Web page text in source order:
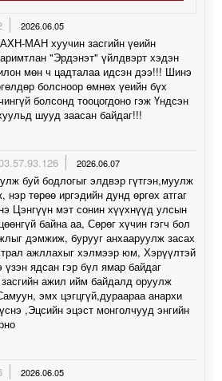
2026.06.05
МАН хуучин засгийн үеийн
"Эрдэнэт" үйлдвэрт хэдэн
мөн ч цадталаа идсэн дээ!!! Шинэ
болсноор өмнөх үеийн бүх
болсонд тооцогдоно гэж Үндсэн
шууд заасан байдаг!!!
2026.06.07
буй бодлогыг элдвэр гүтгэн,муулж
төрөө иргэдийн дунд өргөх атгаг
Цэнгүүн мэт сонин хүүхнүүд улсын
байна аа, Сөрөг хүчин гэгч бол
дэмжиж, бурууг анхааруулж засах
ажллахыг хэлмээр юм, Хэрүүлтэй
үзэн ядсан гэр бүл ямар байдаг
ажил ийм байдалд оруулж
эмх цэгцгүй,дураараа анархи
,Эцсийн эцэст монголчууд энгийн
2026.06.05